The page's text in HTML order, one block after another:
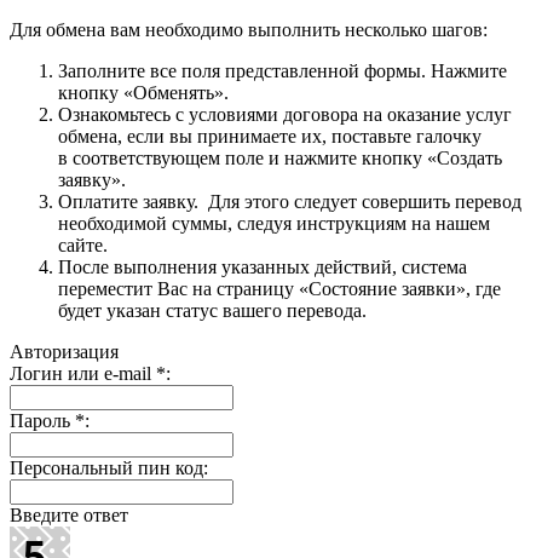
Для обмена вам необходимо выполнить несколько шагов:
Заполните все поля представленной формы. Нажмите
кнопку «Обменять».
Ознакомьтесь с условиями договора на оказание услуг
обмена, если вы принимаете их, поставьте галочку
в соответствующем поле и нажмите кнопку «Создать
заявку».
Оплатите заявку. Для этого следует совершить перевод
необходимой суммы, следуя инструкциям на нашем
сайте.
После выполнения указанных действий, система
переместит Вас на страницу «Состояние заявки», где
будет указан статус вашего перевода.
Авторизация
Логин или e-mail *:
Пароль *:
Персональный пин код:
Введите ответ